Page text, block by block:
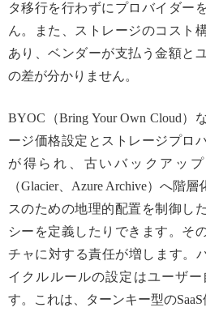
タ移行を行わずにプロバイダー
ん。また、ストレージのコスト
あり、ベンダーが支払う金額と
の差が分かりません。
BYOC（Bring Your Own Cloud）
ージ価格設定とストレージプロ
が得られ、古いバックアッ
（Glacier、Azure Archive）へ階
スのための地理的配置を制御し
シーを定義したりできます。そ
チャに対する責任が増します。
イクルルールの設定はユーザ
す。これは、ターンキー型のSaaS